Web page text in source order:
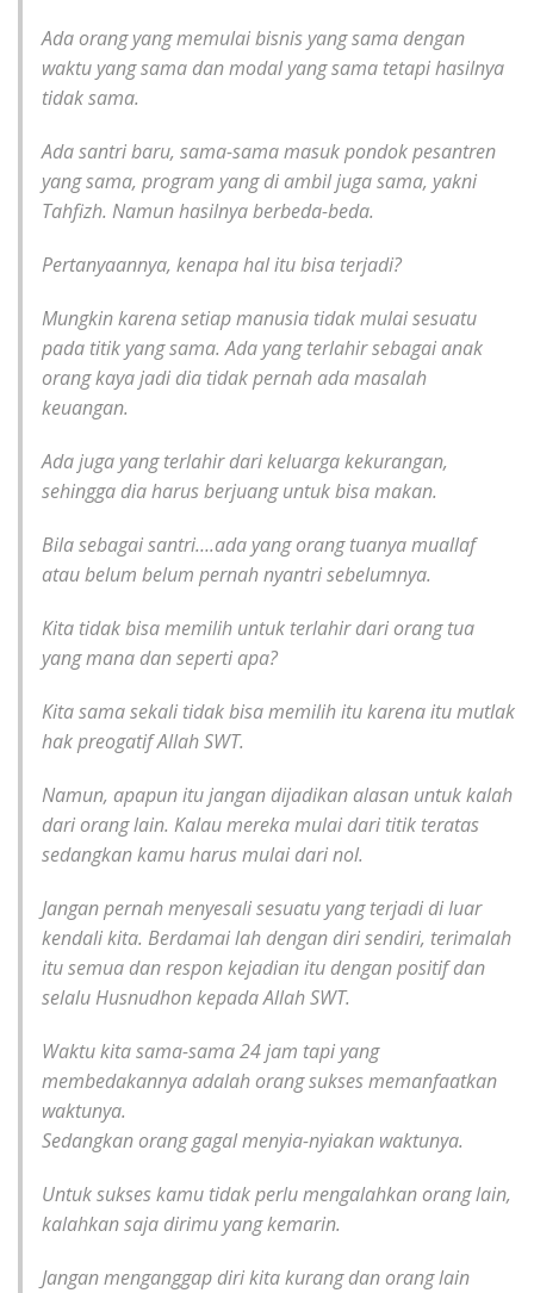
Ada orang yang memulai bisnis yang sama dengan
waktu yang sama dan modal yang sama tetapi hasilnya
tidak sama.
Ada santri baru, sama-sama masuk pondok pesantren
yang sama, program yang di ambil juga sama, yakni
Tahfizh. Namun hasilnya berbeda-beda.
Pertanyaannya, kenapa hal itu bisa terjadi?
Mungkin karena setiap manusia tidak mulai sesuatu
pada titik yang sama. Ada yang terlahir sebagai anak
orang kaya jadi dia tidak pernah ada masalah
keuangan.
Ada juga yang terlahir dari keluarga kekurangan,
sehingga dia harus berjuang untuk bisa makan.
Bila sebagai santri….ada yang orang tuanya muallaf
atau belum belum pernah nyantri sebelumnya.
Kita tidak bisa memilih untuk terlahir dari orang tua
yang mana dan seperti apa?
Kita sama sekali tidak bisa memilih itu karena itu mutlak
hak preogatif Allah SWT.
Namun, apapun itu jangan dijadikan alasan untuk kalah
dari orang lain. Kalau mereka mulai dari titik teratas
sedangkan kamu harus mulai dari nol.
Jangan pernah menyesali sesuatu yang terjadi di luar
kendali kita. Berdamai lah dengan diri sendiri, terimalah
itu semua dan respon kejadian itu dengan positif dan
selalu Husnudhon kepada Allah SWT.
Waktu kita sama-sama 24 jam tapi yang
membedakannya adalah orang sukses memanfaatkan
waktunya.
Sedangkan orang gagal menyia-nyiakan waktunya.
Untuk sukses kamu tidak perlu mengalahkan orang lain,
kalahkan saja dirimu yang kemarin.
Jangan menganggap diri kita kurang dan orang lain